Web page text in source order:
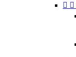
 